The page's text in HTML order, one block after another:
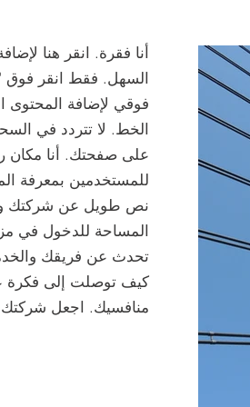
أنا فقرة. انقر هنا
السهل. فقط انقر فوق
فوقي لإضافة المحتوى
الخط. لا تتردد في
على صفحتك. أنا مكان
للمستخدمين بمعرفة
نص طويل عن شركتك
المساحة للدخول في
تحدث عن فريقك
كيف توصلت إلى فكرة
منافسيك. اجعل شركتك